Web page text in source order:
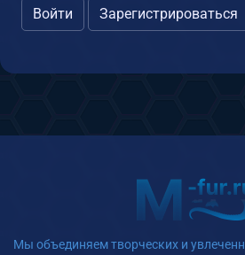
Войти Зарегистрироваться
Мы объединяем творческих и